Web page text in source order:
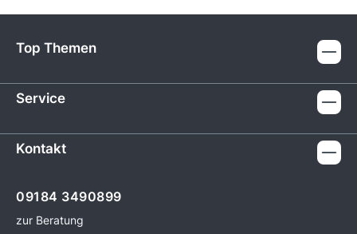
Top Themen
Service
Kontakt
09184 3490899
zur Beratung